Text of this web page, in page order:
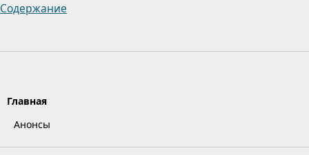
Содержание
Главная
Анонсы